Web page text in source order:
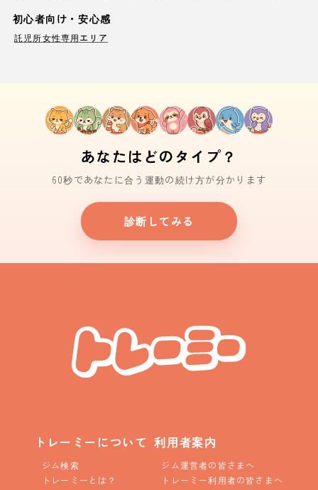
初心者向け・安心感
託児所女性専用エリア
あなたはどのタイプ？
60秒であなたに合う運動の続け方が分かります
診断してみる
トレーミーについて
ジム検索
トレーミーとは？
利用者案内
ジム運営者の皆さまへ
トレーミー利用者の皆さまへ